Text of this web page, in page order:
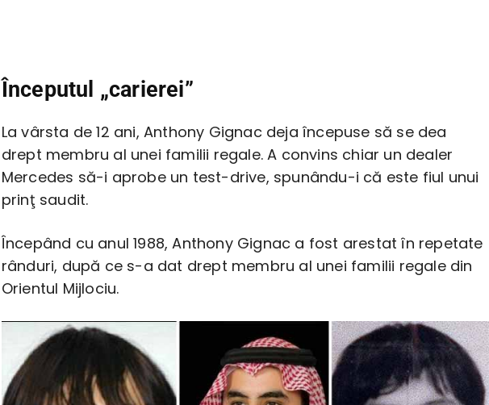
Începutul „carierei”
La vârsta de 12 ani, Anthony Gignac deja începuse să se dea
drept membru al unei familii regale. A convins chiar un dealer
Mercedes să-i aprobe un test-drive, spunându-i că este fiul unui
prinţ saudit.
Începând cu anul 1988, Anthony Gignac a fost arestat în repetate
rânduri, după ce s-a dat drept membru al unei familii regale din
Orientul Mijlociu.